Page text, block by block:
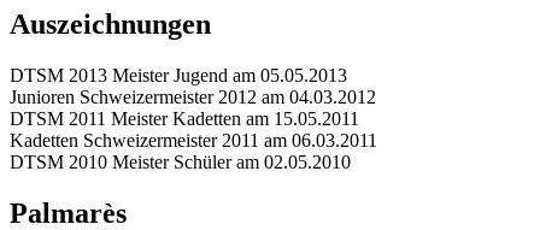
Auszeichnungen
DTSM 2013 Meister Jugend am 05.05.2013
Junioren Schweizermeister 2012 am 04.03.2012
DTSM 2011 Meister Kadetten am 15.05.2011
Kadetten Schweizermeister 2011 am 06.03.2011
DTSM 2010 Meister Schüler am 02.05.2010
Palmarès